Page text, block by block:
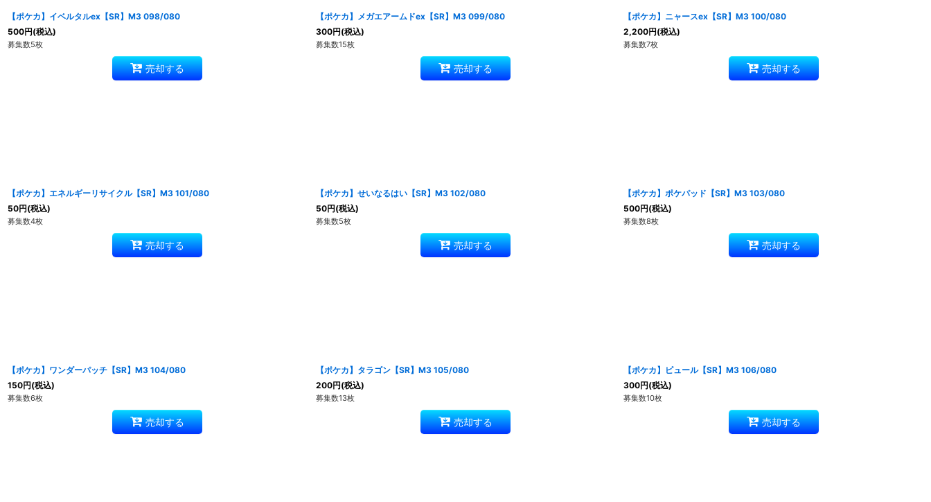
【ポケカ】イベルタルex【SR】M3 098/080
500円(税込)
募集数5枚
売却する
【ポケカ】メガエアームドex【SR】M3 099/080
300円(税込)
募集数15枚
売却する
【ポケカ】ニャースex【SR】M3 100/080
2,200円(税込)
募集数7枚
売却する
【ポケカ】エネルギーリサイクル【SR】M3 101/080
50円(税込)
募集数4枚
売却する
【ポケカ】せいなるはい【SR】M3 102/080
50円(税込)
募集数5枚
売却する
【ポケカ】ポケパッド【SR】M3 103/080
500円(税込)
募集数8枚
売却する
【ポケカ】ワンダーパッチ【SR】M3 104/080
150円(税込)
募集数6枚
売却する
【ポケカ】タラゴン【SR】M3 105/080
200円(税込)
募集数13枚
売却する
【ポケカ】ピュール【SR】M3 106/080
300円(税込)
募集数10枚
売却する